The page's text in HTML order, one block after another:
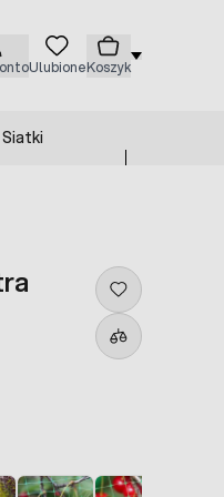
UlubioneKoszyk
Siatki